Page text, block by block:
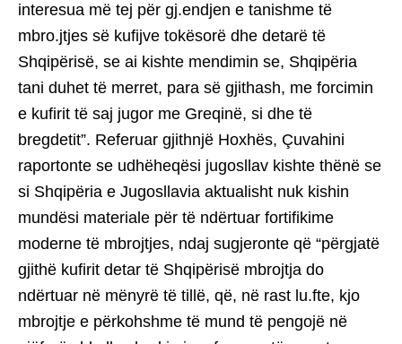
interesua më tej për gj.endjen e tanishme të
mbro.jtjes së kufijve tokësorë dhe detarë të
Shqipërisë, se ai kishte mendimin se, Shqipëria
tani duhet të merret, para së gjithash, me forcimin
e kufirit të saj jugor me Greqinë, si dhe të
bregdetit”. Referuar gjithnjë Hoxhës, Çuvahini
raportonte se udhëheqësi jugosllav kishte thënë se
si Shqipëria e Jugosllavia aktualisht nuk kishin
mundësi materiale për të ndërtuar fortifikime
moderne të mbrojtjes, ndaj sugjeronte që “përgjatë
gjithë kufirit detar të Shqipërisë mbrojtja do
ndërtuar në mënyrë të tillë, që, në rast lu.fte, kjo
mbrojtje e përkohshme të mund të pengojë në